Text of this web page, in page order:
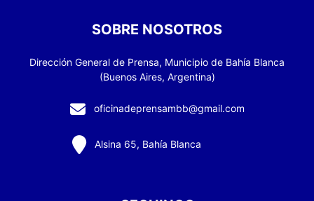
SOBRE NOSOTROS
Dirección General de Prensa, Municipio de Bahía Blanca
(Buenos Aires, Argentina)
oficinadeprensambb@gmail.com
Alsina 65, Bahía Blanca